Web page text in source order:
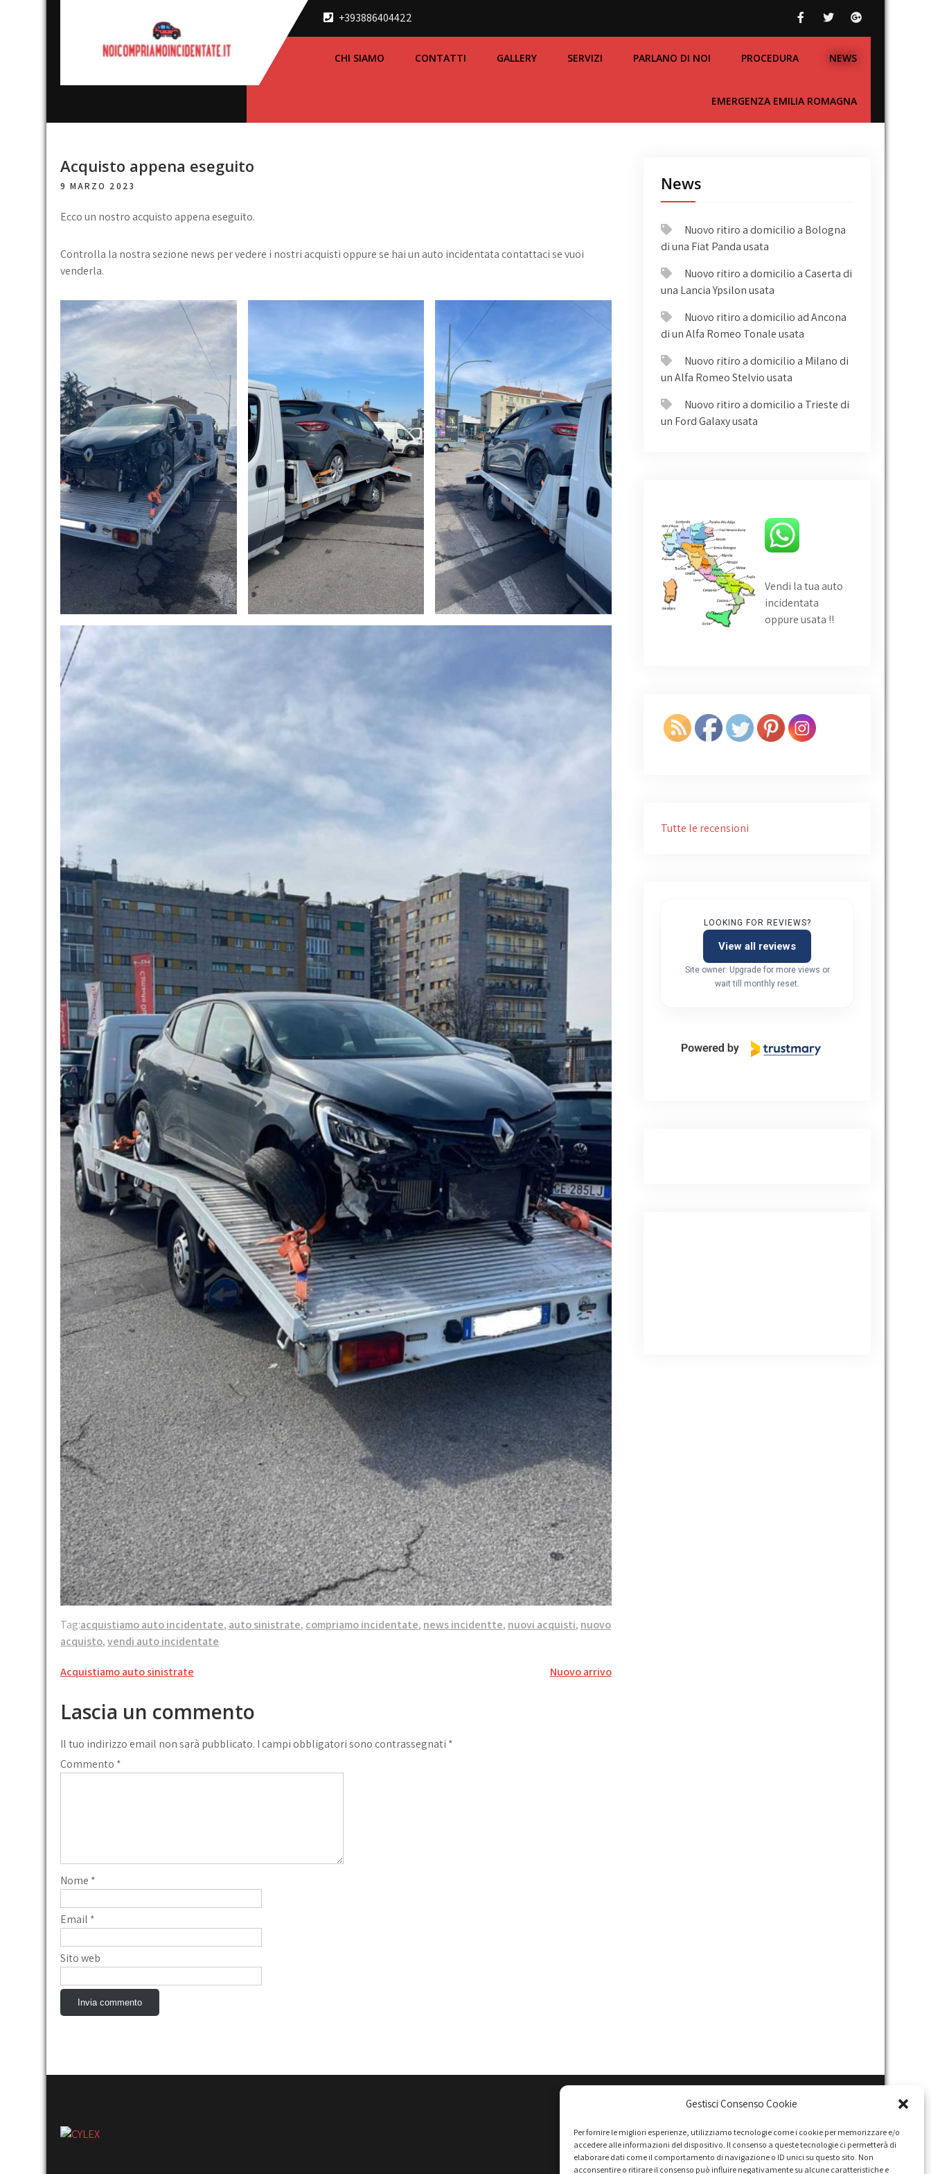
Gestisci Consenso Cookie
Per fornire le migliori esperienze, utilizziamo tecnologie come i cookie per memorizzare e/o
accedere alle informazioni del dispositivo. Il consenso a queste tecnologie ci permetterà di
elaborare dati come il comportamento di navigazione o ID unici su questo sito. Non
acconsentire o ritirare il consenso può influire negativamente su alcune caratteristiche e
+393886404422
Noi
incidentate
automobili
CHI SIAMO CONTATTI GALLERY SERVIZI PARLANO DI NOI PROCEDURA NEWS
EMERGENZA EMILIA ROMAGNA
Acquisto appena eseguito
9 MARZO 2023
Ecco un nostro acquisto appena eseguito.
Controlla la nostra sezione news per vedere i nostri acquisti oppure se hai un auto incidentata contattaci se vuoi
venderla.
Tag:acquistiamo auto incidentate, auto sinistrate, compriamo incidentate, news incidentte, nuovi acquisti, nuovo
acquisto,vendi auto incidentate
Navigazione
Acquistiamo auto sinistrate Nuovo arrivo
Lascia un commento
Il tuo indirizzo email non sarà pubblicato. I campi obbligatori sono contrassegnati *
Commento *
Nome *
Email *
Sito web
News
Nuovo ritiro a domicilio a Bologna
di una Fiat Panda usata
Nuovo ritiro a domicilio a Caserta di
una Lancia Ypsilon usata
Nuovo ritiro a domicilio ad Ancona
di un Alfa Romeo Tonale usata
Nuovo ritiro a domicilio a Milano di
un Alfa Romeo Stelvio usata
Nuovo ritiro a domicilio a Trieste di
un Ford Galaxy usata
Vendi la tua auto
incidentata
oppure usata !!
Tutte le recensioni
LOOKING FOR REVIEWS?
View all reviews
Site owner: Upgrade for more views or
wait till monthly reset.